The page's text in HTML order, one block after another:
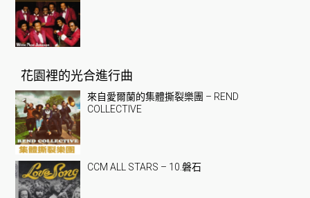
花園裡的光合進行曲
來自愛爾蘭的集體撕裂樂團 – REND
COLLECTIVE
CCM ALL STARS – 10.磐石